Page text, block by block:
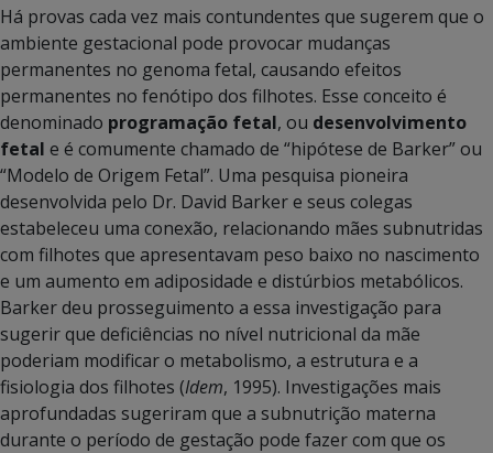
Há provas cada vez mais contundentes que sugerem que o
ambiente gestacional pode provocar mudanças
permanentes no genoma fetal, causando efeitos
permanentes no fenótipo dos filhotes. Esse conceito é
denominado programação fetal, ou desenvolvimento
fetal e é comumente chamado de “hipótese de Barker” ou
“Modelo de Origem Fetal”. Uma pesquisa pioneira
desenvolvida pelo Dr. David Barker e seus colegas
estabeleceu uma conexão, relacionando mães subnutridas
com filhotes que apresentavam peso baixo no nascimento
e um aumento em adiposidade e distúrbios metabólicos.
Barker deu prosseguimento a essa investigação para
sugerir que deficiências no nível nutricional da mãe
poderiam modificar o metabolismo, a estrutura e a
fisiologia dos filhotes (Idem, 1995). Investigações mais
aprofundadas sugeriram que a subnutrição materna
durante o período de gestação pode fazer com que os